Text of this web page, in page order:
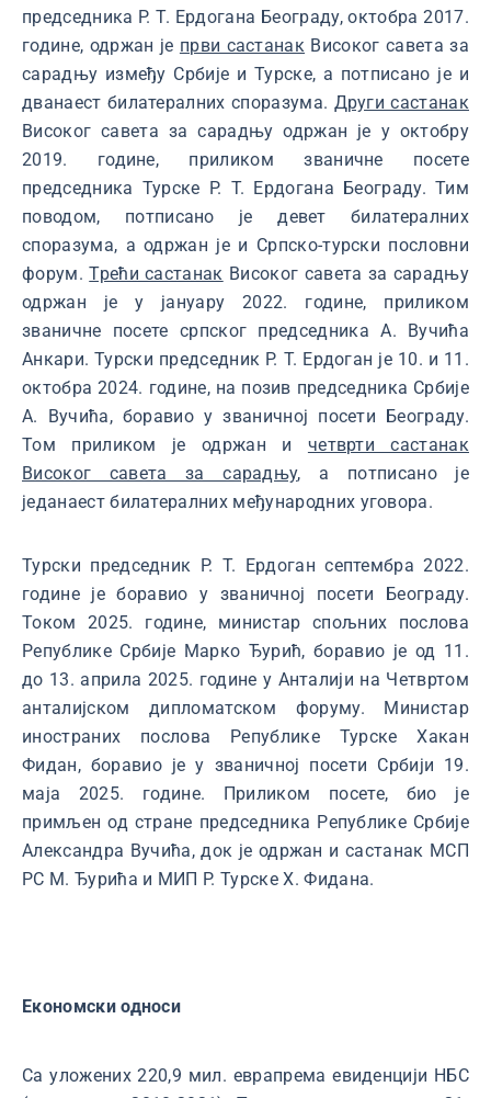
председника Р. Т. Ердогана Београду, октобра 2017.
године, одржан је први састанак Високог савета за
сарадњу између Србије и Турске, а потписано је и
дванаест билатералних споразума. Други састанак
Високог савета за сарадњу одржан је у октобру
2019. године, приликом званичне посете
председника Турске Р. Т. Ердогана Београду. Тим
поводом, потписано је девет билатералних
споразума, а одржан је и Српско-турски пословни
форум.Трећи састанак Високог савета за сарадњу
одржан је у јануару 2022. године, приликом
званичне посете српског председника А. Вучића
Анкари. Турски председник Р. Т. Ердоган је 10. и 11.
октобра 2024. године, на позив председника Србије
А. Вучића, боравио у званичној посети Београду.
Том приликом је одржан и четврти састанак
Високог савета за сарадњу, а потписано је
једанаест билатералних међународних уговора.
Турски председник Р. Т. Ердоган септембра 2022.
године је боравио у званичној посети Београду.
Током 2025. године, министар спољних послова
Републике Србије Марко Ђурић, боравио је од 11.
до 13. априла 2025. године у Анталији на Четвртом
анталијском дипломатском форуму. Министар
иностраних послова Републике Турске Хакан
Фидан, боравио је у званичној посети Србији 19.
маја 2025. године. Приликом посете, био је
примљен од стране председника Републике Србије
Александра Вучића, док је одржан и састанак МСП
РС М. Ђурића и МИП Р. Турске Х. Фидана.
Економски односи
Са уложених 220,9 мил. еврапрема евиденцији НБС